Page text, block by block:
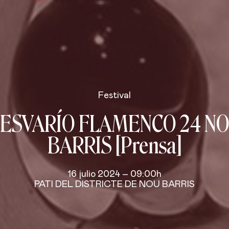
Festival
FLAMENCO 24
BARRIS [Prensa]
16 julio 2024 – 09:00h
PATI DEL DISTRICTE DE NOU BARRIS